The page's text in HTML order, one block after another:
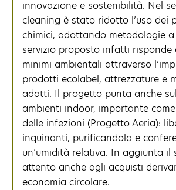
innovazione e sostenibilità. Nel
cleaning è stato ridotto l’uso dei
chimici, adottando metodologie
servizio proposto infatti risponde
minimi ambientali attraverso
prodotti ecolabel, attrezzature e
adatti. Il progetto punta anche
ambienti indoor, importante
delle infezioni (Progetto Aeria):
inquinanti, purificandola e
un’umidità relativa. In aggiunta il
attento anche agli acquisti
economia circolare.